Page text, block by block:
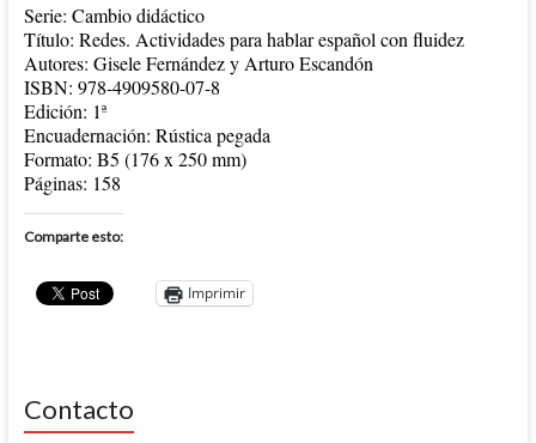
Serie: Cambio didáctico
Título: Redes. Actividades para hablar español con fluidez
Autores: Gisele Fernández y Arturo Escandón
ISBN: 978-4909580-07-8
Edición: 1ª
Encuadernación: Rústica pegada
Formato: B5 (176 x 250 mm)
Páginas: 158
Comparte esto:
Imprimir
Contacto